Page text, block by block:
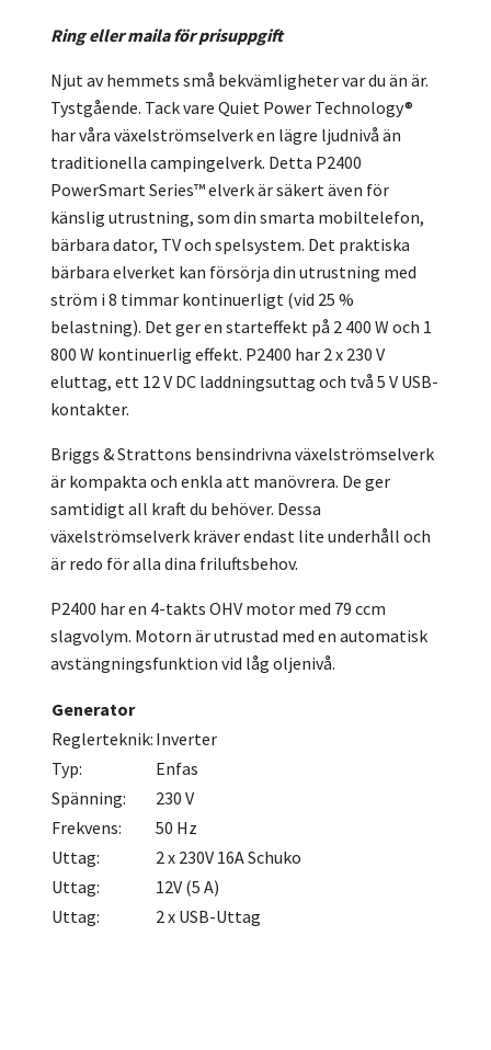
Ring eller maila för prisuppgift
Njut av hemmets små bekvämligheter var du än är.
Tystgående. Tack vare Quiet Power Technology®
har våra växelströmselverk en lägre ljudnivå än
traditionella campingelverk. Detta P2400
PowerSmart Series™ elverk är säkert även för
känslig utrustning, som din smarta mobiltelefon,
bärbara dator, TV och spelsystem. Det praktiska
bärbara elverket kan försörja din utrustning med
ström i 8 timmar kontinuerligt (vid 25 %
belastning). Det ger en starteffekt på 2 400 W och 1
800 W kontinuerlig effekt. P2400 har 2 x 230 V
eluttag, ett 12 V DC laddningsuttag och två 5 V USB-
kontakter.
Briggs & Strattons bensindrivna växelströmselverk
är kompakta och enkla att manövrera. De ger
samtidigt all kraft du behöver. Dessa
växelströmselverk kräver endast lite underhåll och
är redo för alla dina friluftsbehov.
P2400 har en 4-takts OHV motor med 79 ccm
slagvolym. Motorn är utrustad med en automatisk
avstängningsfunktion vid låg oljenivå.
Generator
Reglerteknik: Inverter
Typ:
Enfas
Spänning:
230 V
Frekvens:
50 Hz
Uttag:
2 x 230V 16A Schuko
Uttag:
12V (5 A)
Uttag:
2 x USB-Uttag